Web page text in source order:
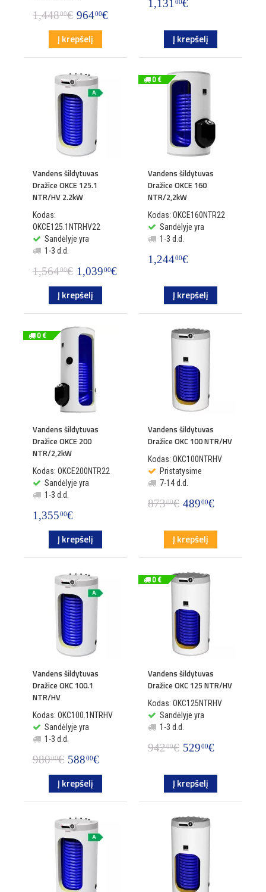
1,44800€ 96400€
Į krepšelį
1,13100€
Į krepšelį
Vandens šildytuvas
Dražice OKCE 125.1
NTR/HV 2.2kW
Kodas:
OKCE125.1NTRHV22
Sandėlyje yra
1-3 d.d.
1,56400€ 1,03900€
Į krepšelį
0 €
Vandens šildytuvas
Dražice OKCE 160
NTR/2,2kW
Kodas: OKCE160NTR22
Sandėlyje yra
1-3 d.d.
1,24400€
Į krepšelį
0 €
Vandens šildytuvas
Dražice OKCE 200
NTR/2,2kW
Kodas: OKCE200NTR22
Sandėlyje yra
1-3 d.d.
1,35500€
Į krepšelį
Vandens šildytuvas
Dražice OKC 100 NTR/HV
Kodas: OKC100NTRHV
Pristatysime
7-14 d.d.
87300€ 48900€
Į krepšelį
Vandens šildytuvas
Dražice OKC 100.1
NTR/HV
Kodas: OKC100.1NTRHV
Sandėlyje yra
1-3 d.d.
98000€ 58800€
Į krepšelį
0 €
Vandens šildytuvas
Dražice OKC 125 NTR/HV
Kodas: OKC125NTRHV
Sandėlyje yra
1-3 d.d.
94200€ 52900€
Į krepšelį